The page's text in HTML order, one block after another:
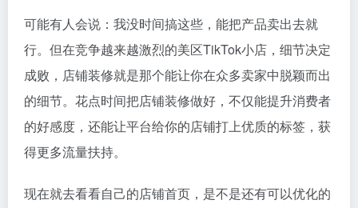
可能有人会说：我没时间搞这些，能把产品卖出去就
行。但在竞争越来越激烈的美区TikTok小店，细节决定
成败，店铺装修就是那个能让你在众多卖家中脱颖而出
的细节。花点时间把店铺装修做好，不仅能提升消费者
的好感度，还能让平台给你的店铺打上优质的标签，获
得更多流量扶持。
现在就去看看自己的店铺首页，是不是还有可以优化的